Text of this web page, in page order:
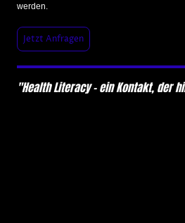
werden.
Jetzt Anfragen
"Health Literacy – ein Kontakt, der